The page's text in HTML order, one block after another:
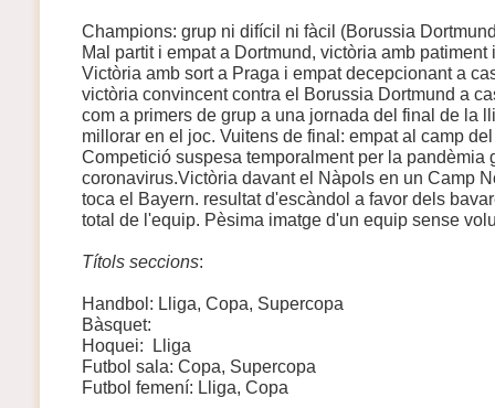
Champions: grup ni difícil ni fàcil (Borussia
Mal partit i empat a Dortmund, victòria amb patiment
Victòria amb sort a Praga i empat decepcionant a
victòria convincent contra el Borussia Dortmund a
com a primers de grup a una jornada del final de la
millorar en el joc. Vuitens de final: empat al camp
Competició suspesa temporalment per la pandèmia
coronavirus.Victòria davant el Nàpols en un Camp
toca el Bayern. resultat d'escàndol a favor dels
total de l'equip. Pèsima imatge d'un equip sense
Títols seccions:
Handbol: Lliga, Copa, Supercopa
Bàsquet:
Hoquei: Lliga
Futbol sala: Copa, Supercopa
Futbol femení: Lliga, Copa